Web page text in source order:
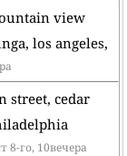
view
los angeles,
street, cedar
8-го, 10вечера